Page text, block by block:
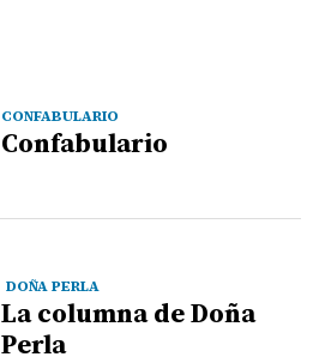
CONFABULARIO
Confabulario
DOÑA PERLA
La columna de Doña
Perla